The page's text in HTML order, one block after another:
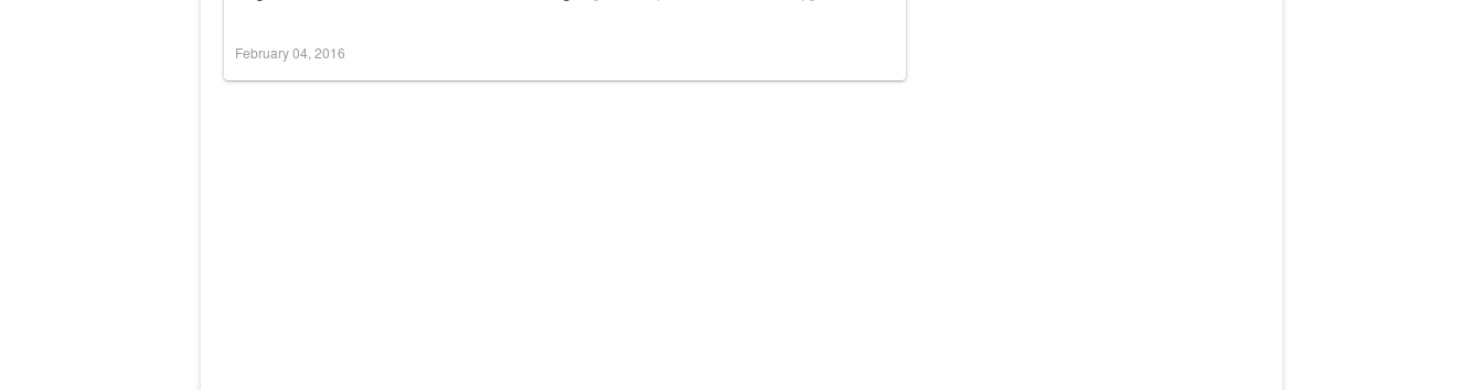
February 04, 2016